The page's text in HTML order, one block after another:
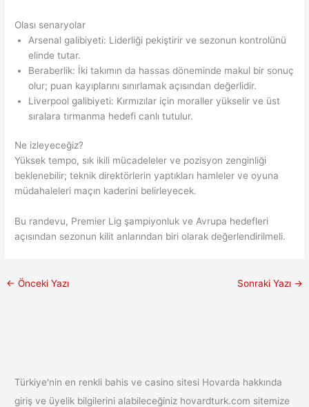
Olası senaryolar
Arsenal galibiyeti: Liderliği pekiştirir ve sezonun kontrolünü
elinde tutar.
Beraberlik: İki takımın da hassas döneminde makul bir sonuç
olur; puan kayıplarını sınırlamak açısından değerlidir.
Liverpool galibiyeti: Kırmızılar için moraller yükselir ve üst
sıralara tırmanma hedefi canlı tutulur.
Ne izleyeceğiz?
Yüksek tempo, sık ikili mücadeleler ve pozisyon zenginliği
beklenebilir; teknik direktörlerin yaptıkları hamleler ve oyuna
müdahaleleri maçın kaderini belirleyecek.
Bu randevu, Premier Lig şampiyonluk ve Avrupa hedefleri
açısından sezonun kilit anlarından biri olarak değerlendirilmeli.
← Önceki Yazı Sonraki Yazı →
Türkiye'nin en renkli bahis ve casino sitesi Hovarda hakkında
giriş ve üyelik bilgilerini alabileceğiniz hovardturk.com sitemize